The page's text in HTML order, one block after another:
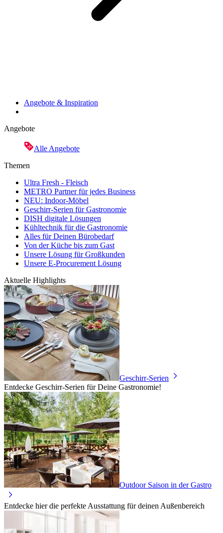
Angebote & Inspiration
Angebote
Alle Angebote
Themen
Ultra Fresh - Fleisch
METRO Partner für jedes Business
NEU: Indoor-Möbel
Geschirr-Serien für Gastronomie
DISH digitale Lösungen
Kühltechnik für die Gastronomie
Alles für Deinen Bürobedarf
Von der Küche bis zum Gast
Unsere Lösung für Großkunden
Unsere E-Procurement Lösung
Aktuelle Highlights
Geschirr-Serien
Entdecke Geschirr-Serien für Deine Gastronomie!
Outdoor Saison in der Gastro
Entdecke hier die perfekte Ausstattung für deinen Außenbereich